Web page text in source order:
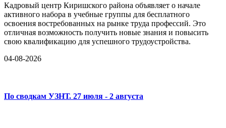
Кадровый центр Киришского района объявляет о начале
активного набора в учебные группы для бесплатного
освоения востребованных на рынке труда профессий. Это
отличная возможность получить новые знания и повысить
свою квалификацию для успешного трудоустройства.
04-08-2026
По сводкам УЗНТ. 27 июля - 2 августа